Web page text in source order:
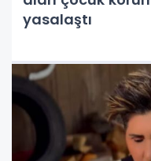
yasalaştı